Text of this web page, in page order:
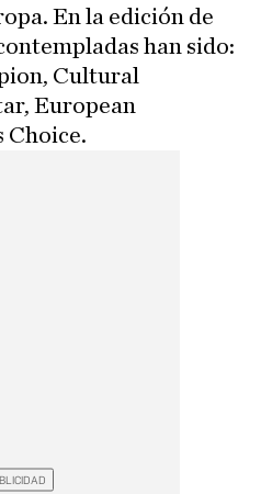
En la edición de
han sido:
Cultural
European
Choice.